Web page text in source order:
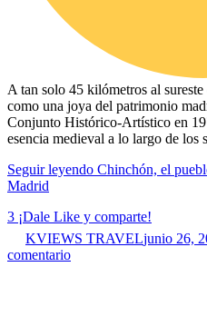
A tan solo 45 kilómetros al
como una joya del patrimonio
Conjunto Histórico-Artístico en
esencia medieval a lo largo de
Seguir leyendo Chinchón, el
Madrid
3 ¡Dale Like y comparte!
KVIEWS TRAVELjunio 26,
comentario